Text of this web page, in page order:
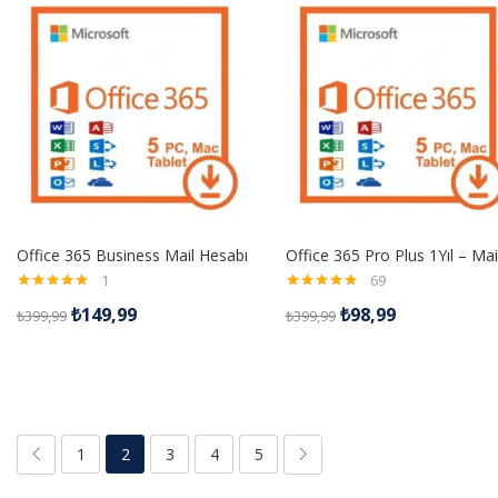
Office 365 Business Mail Hesabı
5.00oy aldı
1
₺399,99 ₺149,99
4.99oy aldı
69
₺399,99 ₺98,99
1 2 3 4 5